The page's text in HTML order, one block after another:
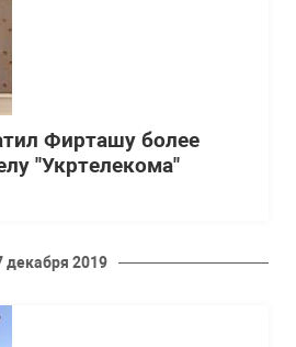
Фирташу более
"Укртелекома"
декабря 2019